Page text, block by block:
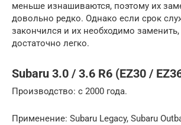
меньше изнашиваются, поэтому их
довольно редко. Однако если срок
закончился и их необходимо заменить,
достаточно легко.
Subaru 3.0 / 3.6 R6 (EZ30 /
Производство: с 2000 года.
Применение: Subaru Legacy, Subaru